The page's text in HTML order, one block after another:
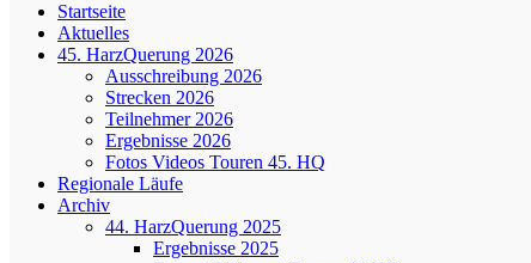
Startseite
Aktuelles
45. HarzQuerung 2026
Ausschreibung 2026
Strecken 2026
Teilnehmer 2026
Ergebnisse 2026
Fotos Videos Touren 45. HQ
Regionale Läufe
Archiv
44. HarzQuerung 2025
Ergebnisse 2025